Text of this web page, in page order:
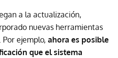
a la actualización,
nuevas herramientas
ejemplo, ahora es posible
que el sistema